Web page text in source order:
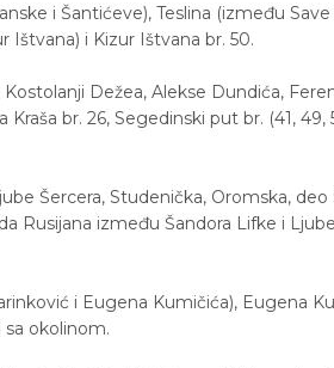
i Šantićeve), Teslina (između
Ištvana) i Kizur Ištvana br. 50.
Dežea, Alekse Dundića,
br. 26, Segedinski put br. (41, 49,
Šercera, Studenička, Oromska, deo
Rusijana između Šandora Lifke i
i Eugena Kumičića), Eugena
okolinom.